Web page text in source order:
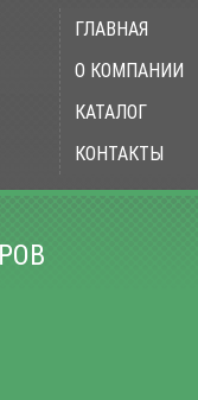
ГЛАВНАЯ
О КОМПАНИИ
КАТАЛОГ
КОНТАКТЫ